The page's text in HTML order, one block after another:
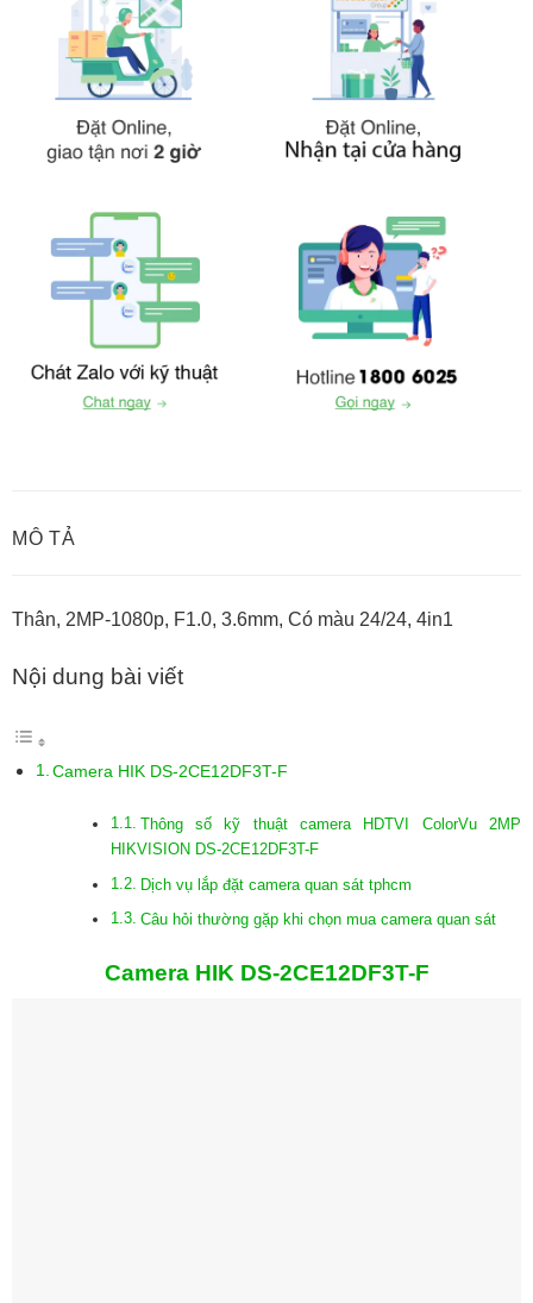
MÔ TẢ
Thân, 2MP-1080p, F1.0, 3.6mm, Có màu 24/24, 4in1
Nội dung bài viết
Camera HIK DS-2CE12DF3T-F
Thông số kỹ thuật camera HDTVI ColorVu 2MP
HIKVISION DS-2CE12DF3T-F
Dịch vụ lắp đặt camera quan sát tphcm
Câu hỏi thường gặp khi chọn mua camera quan sát
Camera HIK DS-2CE12DF3T-F